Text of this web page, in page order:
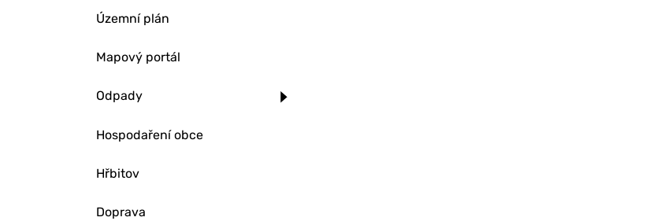
Územní plán
Mapový portál
Odpady
Hospodaření obce
Hřbitov
Doprava